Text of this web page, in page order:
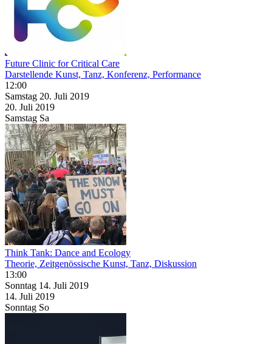
Future Clinic for Critical Care
Darstellende Kunst, Tanz, Konferenz, Performance
12:00
Samstag 20. Juli 2019
20. Juli 2019
Samstag Sa
Think Tank: Dance and Ecology
Theorie, Zeitgenössische Kunst, Tanz, Diskussion
13:00
Sonntag 14. Juli 2019
14. Juli 2019
Sonntag So